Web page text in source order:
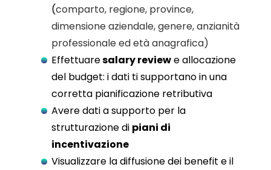
(comparto, regione, province,
dimensione aziendale, genere, anzianità
professionale ed età anagrafica)
Effettuaresalary reviewe allocazione
del budget: i dati ti supportano in una
corretta pianificazione retributiva
Avere dati a supporto per la
strutturazione di piani di
incentivazione
Visualizzare la diffusione dei benefit e il